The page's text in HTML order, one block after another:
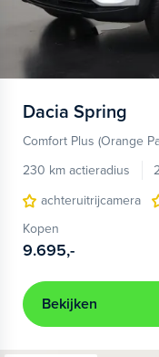
Dacia Spring
Comfort Plus (Orange
230 km actieradius
achteruitrijcamera
Kopen
9.695,-
Bekijken